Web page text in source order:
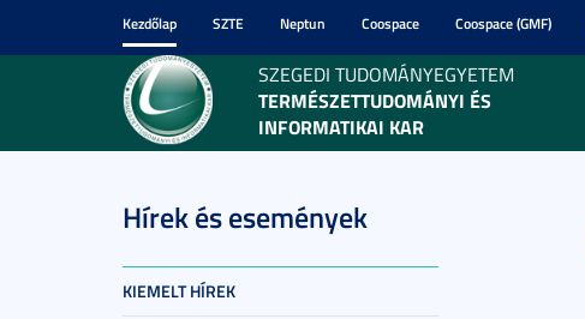
Kezdőlap SZTE Neptun Coospace Coospace (GMF)
SZEGEDI TUDOMÁNYEGYETEM
TERMÉSZETTUDOMÁNYI ÉS
INFORMATIKAI KAR
Hírek és események
KIEMELT HÍREK